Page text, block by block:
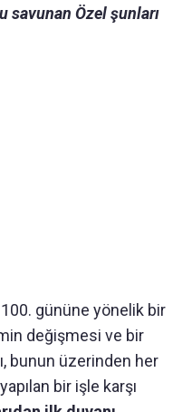
savunan Özel şunları
gününe yönelik bir
değişmesi ve bir
bunun üzerinden her
bir işle karşı